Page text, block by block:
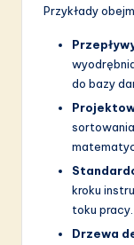
Przykłady
do bazy
kroku
toku pracy.
Drzewa